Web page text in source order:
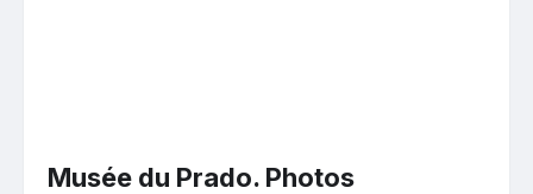
Musée du Prado. Photos